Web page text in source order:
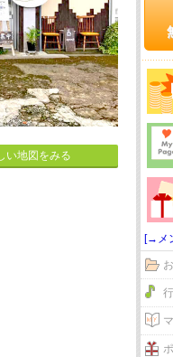
い地図をみる
[→メ